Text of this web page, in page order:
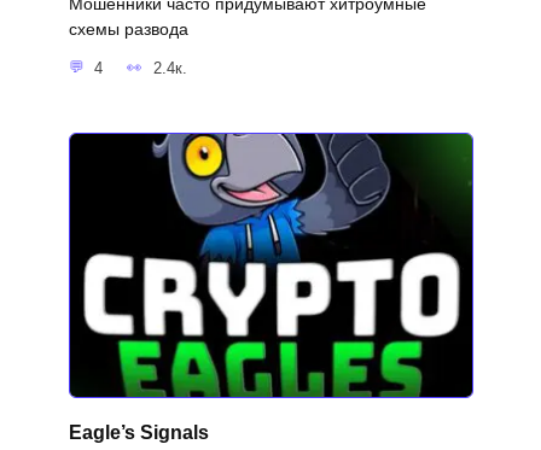
Мошенники часто придумывают хитроумные
схемы развода
4 2.4к.
Eagle’s Signals